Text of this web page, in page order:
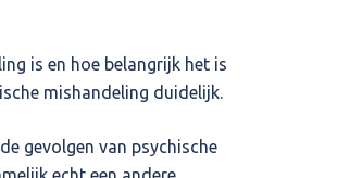
is en hoe belangrijk het is
mishandeling duidelijk.
gevolgen van psychische